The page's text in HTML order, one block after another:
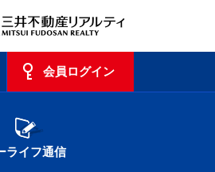
会員ログイン
ライフ通信